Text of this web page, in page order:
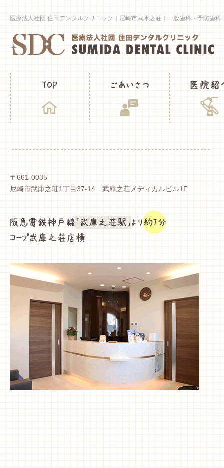
医療法人社団 住田デンタルクリニック｜尼崎市武庫之荘｜一般歯科・予防歯科
〒661-0035
尼崎市武庫之荘1丁目37-14 武庫之荘メディカルビル1F